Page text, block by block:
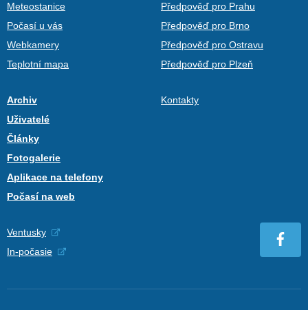
Meteostanice
Počasí u vás
Webkamery
Teplotní mapa
Předpověď pro Prahu
Předpověď pro Brno
Předpověď pro Ostravu
Předpověď pro Plzeň
Archiv
Uživatelé
Články
Fotogalerie
Aplikace na telefony
Počasí na web
Kontakty
Ventusky
In-počasie